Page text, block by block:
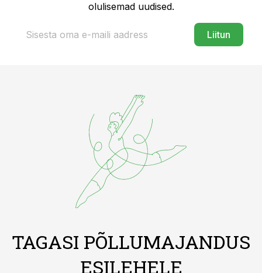
olulisemad uudised.
Liitun
TAGASI PÕLLUMAJANDUS
ESILEHELE